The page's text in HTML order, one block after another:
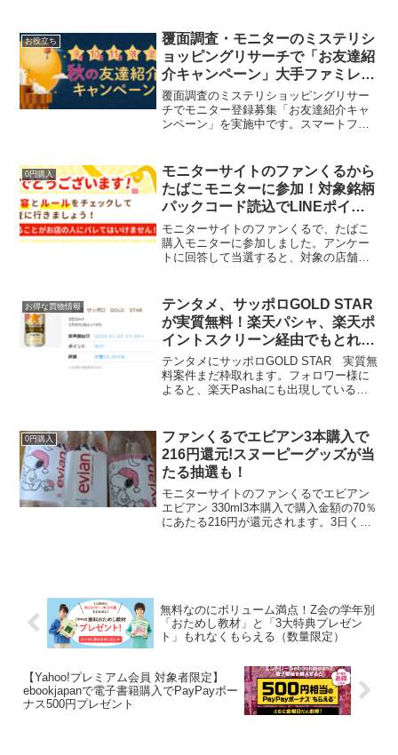
切りですが定員に達し次第締め切りだそ
うです...
お役立ち
覆面調査・モニターのミステリシ
ョッピングリサーチで「お友達紹
介キャンペーン」大手ファミレス
チェーン調査でてます
覆面調査のミステリショッピングリサー
チでモニター登録募集「お友達紹介キャ
ンペーン」を実施中です。スマートフォ
ー登録は無料。事前審査や書類の提出な
どは必要ありません。登録...
0円購入
モニターサイトのファンくるから
たばこモニターに参加！対象銘柄
パックコード読込でLINEポイン
ト500Ptも
モニターサイトのファンくるで、たばこ
購入モニターに参加しました。アンケー
トに回答して当選すると、対象の店舗で
は購入金額の2倍の謝礼だったので参加し
てきました。ローソンで...
お得な買物情報
テンタメ、サッポロGOLD STAR
が実質無料！楽天パシャ、楽天ポ
イントスクリーン経由でもとれる
かも？1/20お試し引換券にありま
す
テンタメにサッポロGOLD STAR 実質無
料案件まだ枠取れます。フォロワー様に
よると、楽天Pashaにも出現しているみ
Pashaでとれたとお友達から教えてもら
いました！こ...
0円購入
ファンくるでエビアン3本購入で
216円還元!スヌーピーグッズが当
たる抽選も！
モニターサイトのファンくるでエビアン
エビアン 330ml3本購入で購入金額の70％
にあたる216円が還元されます。3日くら
無料なのにボリューム満点！Z会の学年別
「おためし教材」と「3大特典プレゼン
ト」もれなくもらえる（数量限定）
【Yahoo!プレミアム会員 対象者限定】
ebookjapanで電子書籍購入でPayPayボー
ナス500円プレゼント